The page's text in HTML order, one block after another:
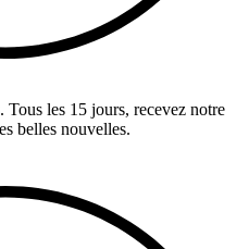
les 15 jours, recevez notre
belles nouvelles.